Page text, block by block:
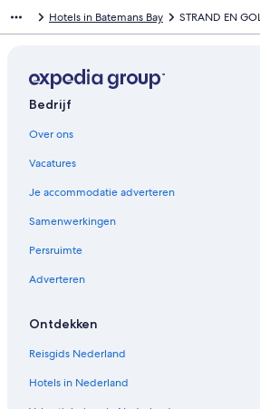
n
e
p
a
i
a
1
8
y
t
r
B
y
Hotels in Batemans Bay STRAND EN
Bedrijf
Over ons
Vacatures
Je accommodatie adverteren
Samenwerkingen
Persruimte
Adverteren
Ontdekken
Reisgids Nederland
Hotels in Nederland